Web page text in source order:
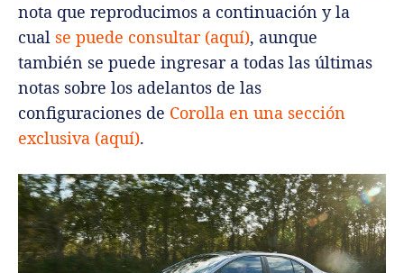
nota que reproducimos a continuación y la
cual se puede consultar (aquí), aunque
también se puede ingresar a todas las últimas
notas sobre los adelantos de las
configuraciones de Corolla en una sección
exclusiva (aquí).